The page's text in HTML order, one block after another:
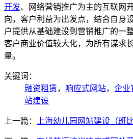
开发、网络营销推广为主的互联网
向，客户利益为出发点，结合自身
户提供从基础建设到营销推广的一
客户商业价值较大化，为所有谋求
量。
关键词：
融资租赁， 响应式网站， 企业
站建设
上一篇： 上海幼儿园网站建设（班